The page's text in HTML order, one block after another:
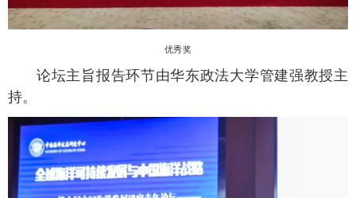
优秀奖
论坛主旨报告环节由华东政法大学管建强教授主
持。